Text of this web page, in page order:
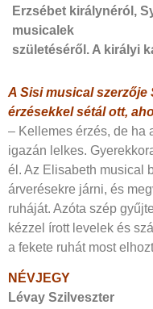
Erzsébet királynéról,
musicalek
születéséről. A királyi
A Sisi musical szerzője
érzésekkel sétál ott,
– Kellemes érzés, de ha
igazán lelkes.
él. Az Elisabeth musical
árverésekre járni, és
ruháját. Azóta szép
kézzel írott levelek és
a fekete ruhát most
NÉVJEGY
Lévay Szilveszter